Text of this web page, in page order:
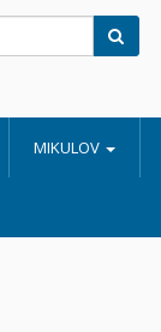
MIKULOV